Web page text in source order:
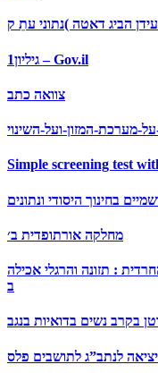
גיליון1 – Gov.il
צוואה כתב
Simple screening test
מחלקה אורתופדית ב׳
: תזונה והרגלי אכילה
ב
בקרב נשים בדואיות בנגב